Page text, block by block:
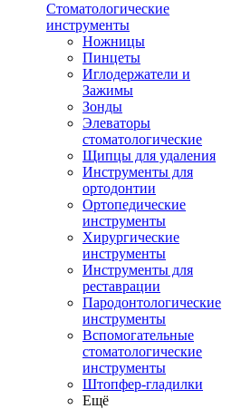
Стоматологические
инструменты
Ножницы
Пинцеты
Иглодержатели и
Зажимы
Зонды
Элеваторы
стоматологические
Щипцы для удаления
Инструменты для
ортодонтии
Ортопедические
инструменты
Хирургические
инструменты
Инструменты для
реставрации
Пародонтологические
инструменты
Вспомогательные
стоматологические
инструменты
Штопфер-гладилки
Ещё